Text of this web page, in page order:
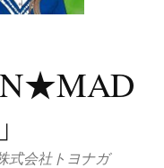
式会社トヨナガ